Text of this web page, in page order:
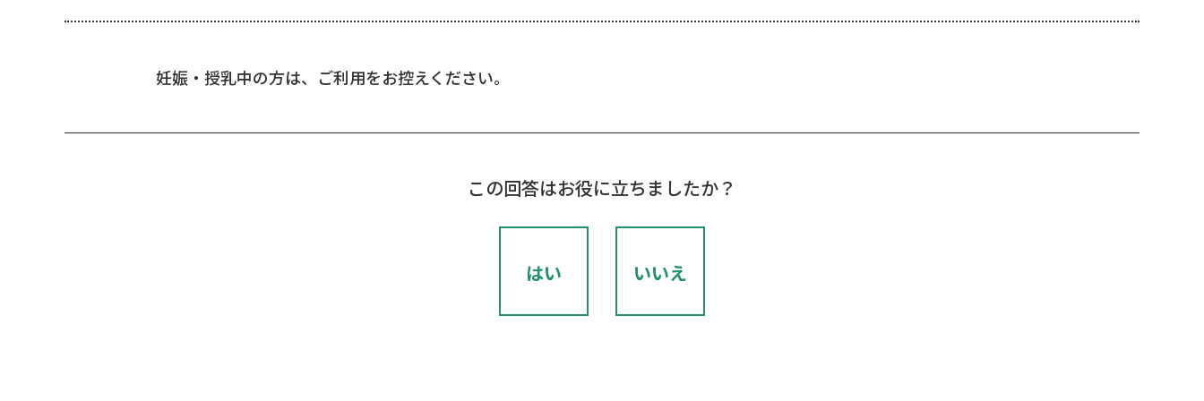
妊娠・授乳中の方は、ご利用をお控えください。
この回答はお役に立ちましたか？
はい いいえ